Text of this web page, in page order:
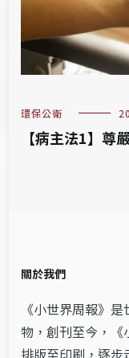
環保公衛
【病主法1】
關於我們
《小世界周報》
物，創刊至今，《
排版至印刷，逐